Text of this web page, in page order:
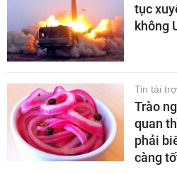
tục
không
Tin tài trợ
Trào
quan
phải
càng